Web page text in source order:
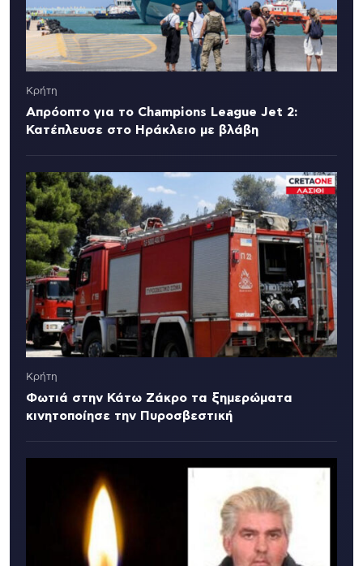
Κρήτη
Απρόοπτο για το Champions League Jet 2:
Κατέπλευσε στο Ηράκλειο με βλάβη
Κρήτη
Φωτιά στην Κάτω Ζάκρο τα ξημερώματα
κινητοποίησε την Πυροσβεστική